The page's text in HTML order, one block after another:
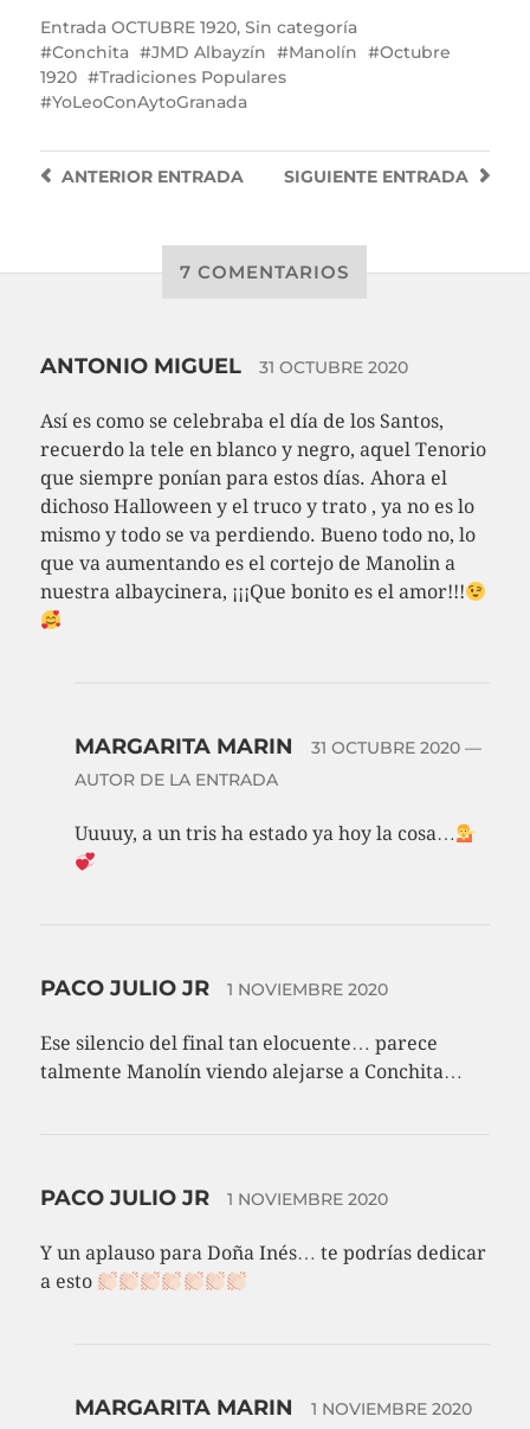
Entrada OCTUBRE 1920, Sin categoría
Conchita
JMD Albayzín Manolín
Octubre
1920
Tradiciones Populares
YoLeoConAytoGranada
SIGUIENTE ENTRADA
ANTERIORENTRADA
7 COMENTARIOS
ANTONIO MIGUEL 31 OCTUBRE 2020
Así es como se celebraba el día de los Santos,
recuerdo la tele en blanco y negro, aquel Tenorio
que siempre ponían para estos días. Ahora el
dichoso Halloween y el truco y trato , ya no es lo
mismo y todo se va perdiendo. Bueno todo no, lo
que va aumentando es el cortejo de Manolin a
nuestra albaycinera, ¡¡¡Que bonito es el amor!!!
MARGARITA MARIN 31 OCTUBRE 2020—
AUTOR DE LA ENTRADA
Uuuuy, a un tris ha estado ya hoy la cosa…
PACO JULIO JR 1 NOVIEMBRE 2020
Ese silencio del final tan elocuente… parece
talmente Manolín viendo alejarse a Conchita…
PACO JULIO JR 1 NOVIEMBRE 2020
Y un aplauso para Doña Inés… te podrías dedicar
a esto
MARGARITA MARIN
1 NOVIEMBRE 2020